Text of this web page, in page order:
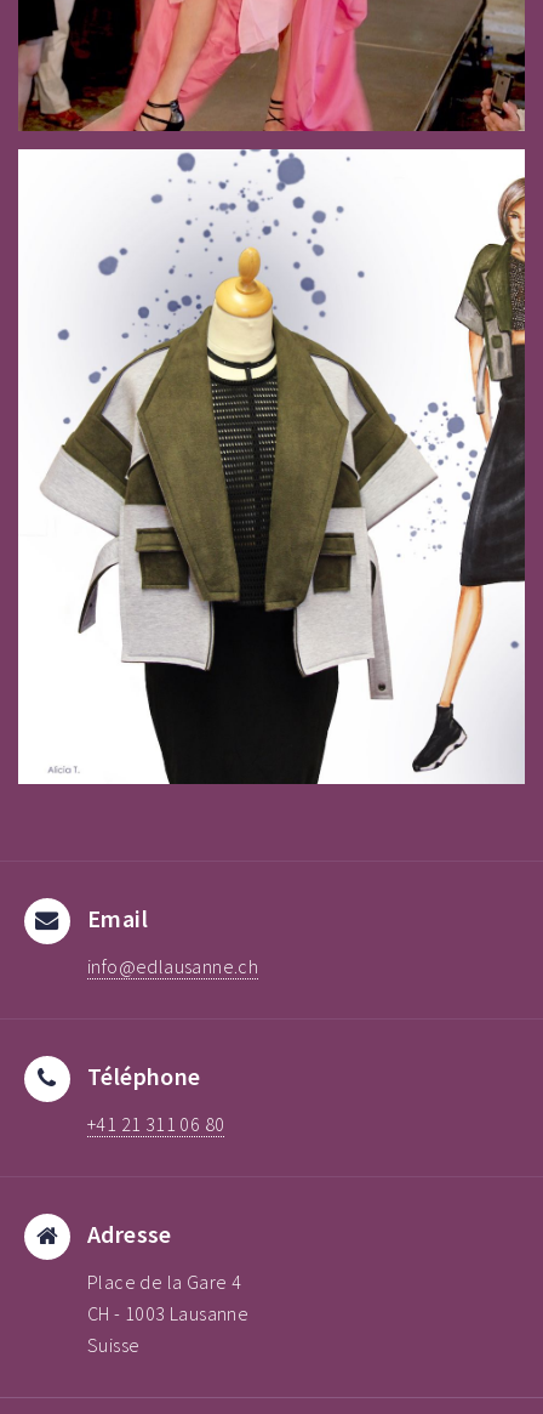
Email
info@edlausanne.ch
Téléphone
+41 21 311 06 80
Adresse
Place de la Gare 4
CH - 1003 Lausanne
Suisse